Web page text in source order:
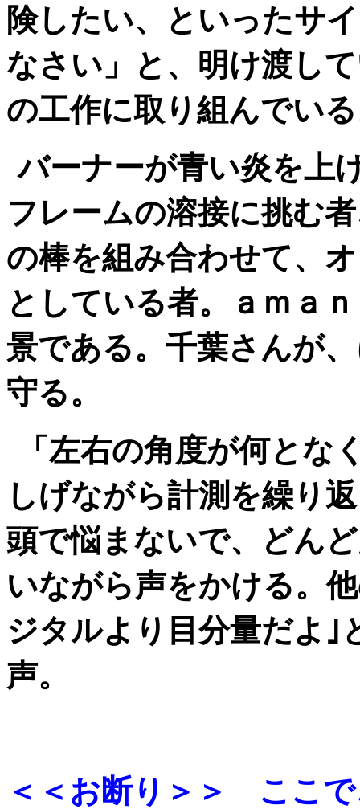
険したい、といったサ
なさい」と、明け渡し
の工作に取り組んでい
バーナーが青い炎を上
フレームの溶接に挑む
の棒を組み合わせて、
としている者。ａｍａ
景である。 千葉さんが
守る。
「左右の角度が何と
しげながら計測を繰り
頭で悩まないで、どん
いながら声をかける。
ジタルより目分量だよ｣
声。
＜＜お断り＞＞ ここ